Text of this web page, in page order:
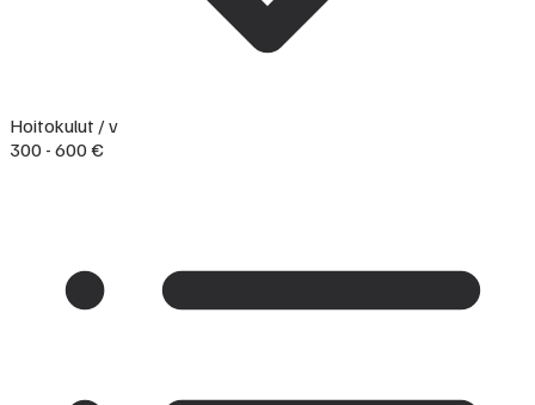
Hoitokulut / v
300 - 600 €